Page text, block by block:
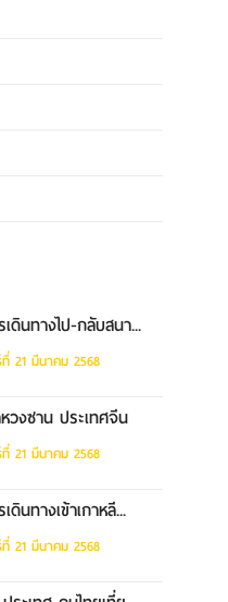
เดินทางไป-กลับสนา...
21 มีนาคม 2568
หวงซาน ประเทศจีน
21 มีนาคม 2568
ดินทางเข้าเกาหลี...
21 มีนาคม 2568